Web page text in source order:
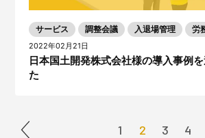
サービス 調整会議 入退場管理 労
2022年02月21日
日本国土開発株式会社様の導入事例
た
1 2 3 4